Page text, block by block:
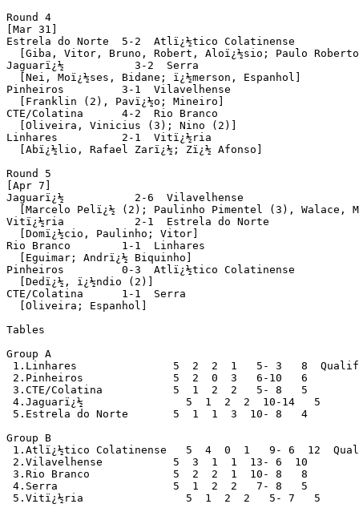
Round 4
[Mar 31]
Estrela do Norte  5-2  Atlï¿½tico Colatinense
[Giba, Vitor, Bruno, Robert, Aloï¿½sio; Paulo
Jaguarï¿½           3-2  Serra
  [Nei, Moï¿½ses, Bidane; ï¿½merson, Espanhol]
Pinheiros         3-1  Vilavelhense
  [Franklin (2), Pavï¿½o; Mineiro]
CTE/Colatina      4-2  Rio Branco
  [Oliveira, Vinicius (3); Nino (2)]
Linhares          2-1  Vitï¿½ria
  [Abï¿½lio, Rafael Zarï¿½; Zï¿½ Afonso]
Round 5
[Apr 7]
Jaguarï¿½           2-6  Vilavelhense
[Marcelo Pelï¿½ (2); Paulinho Pimentel (3), Walace,
Vitï¿½ria           2-1  Estrela do Norte
  [Domï¿½cio, Paulinho; Vitor]
Rio Branco        1-1  Linhares
  [Eguimar; Andrï¿½ Biquinho]
Pinheiros         0-3  Atlï¿½tico Colatinense
  [Dedï¿½, ï¿½ndio (2)]
CTE/Colatina      1-1  Serra
  [Oliveira; Espanhol]
Tables
Group A
1.Linhares               5  2  2  1   5- 3   8
2.Pinheiros              5  2  0  3   6-10   6
3.CTE/Colatina           5  1  2  2   5- 8   5
4.Jaguarï¿½                5  1  2  2  10-14   5
5.Estrela do Norte       5  1  1  3  10- 8   4
Group B
1.Atlï¿½tico Colatinense   5  4  0  1   9- 6  12
2.Vilavelhense           5  3  1  1  13- 6  10
3.Rio Branco             5  2  2  1  10- 8   8
4.Serra                  5  1  2  2   7- 8   5
5.Vitï¿½ria                5  1  2  2   5- 7   5